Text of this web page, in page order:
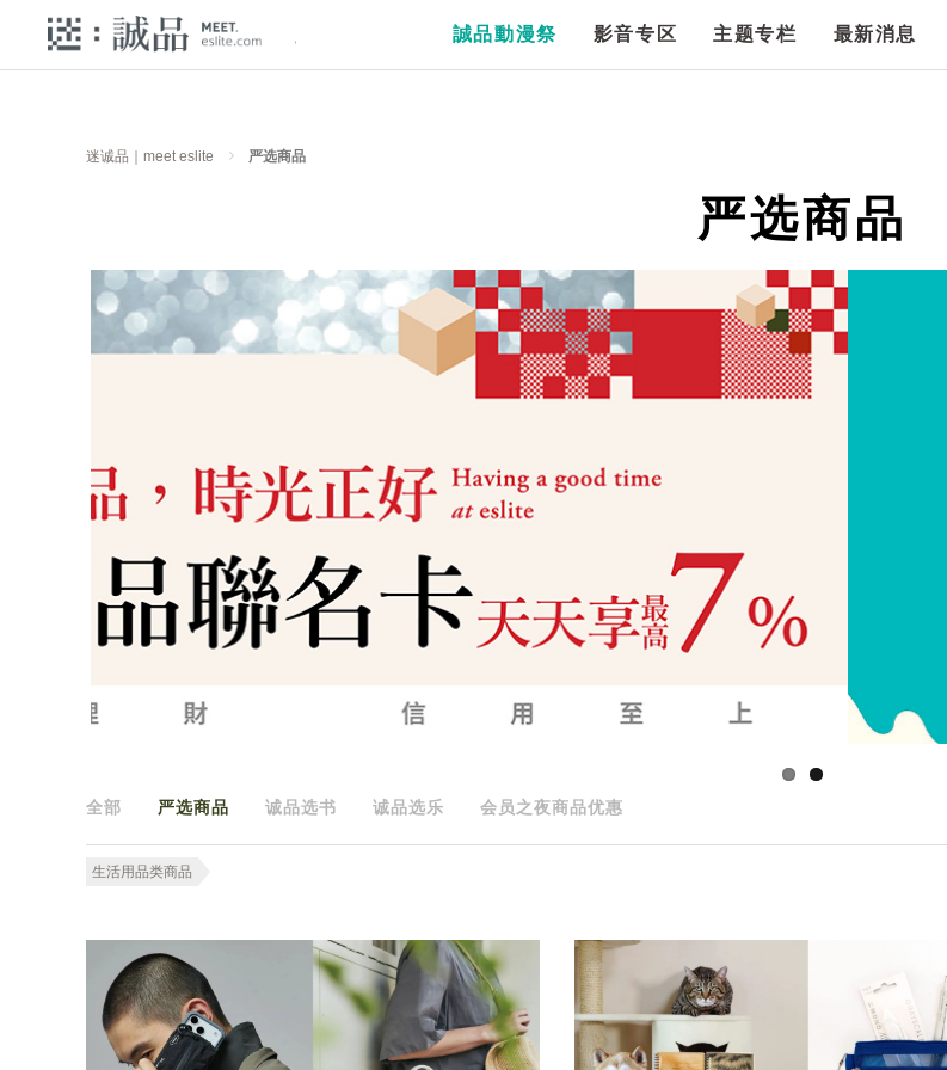
誠品動漫祭 影音专区 主题专栏 最新消息
迷诚品｜meet eslite 严选商品
严选商品
全部 严选商品 诚品选书 诚品选乐 会员之夜商品优惠
生活用品类商品